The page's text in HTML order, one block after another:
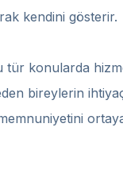
kendini gösterir.
tür konularda
bireylerin